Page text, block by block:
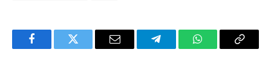
FacebookTwitter Email TelegramWhatsAppCopy